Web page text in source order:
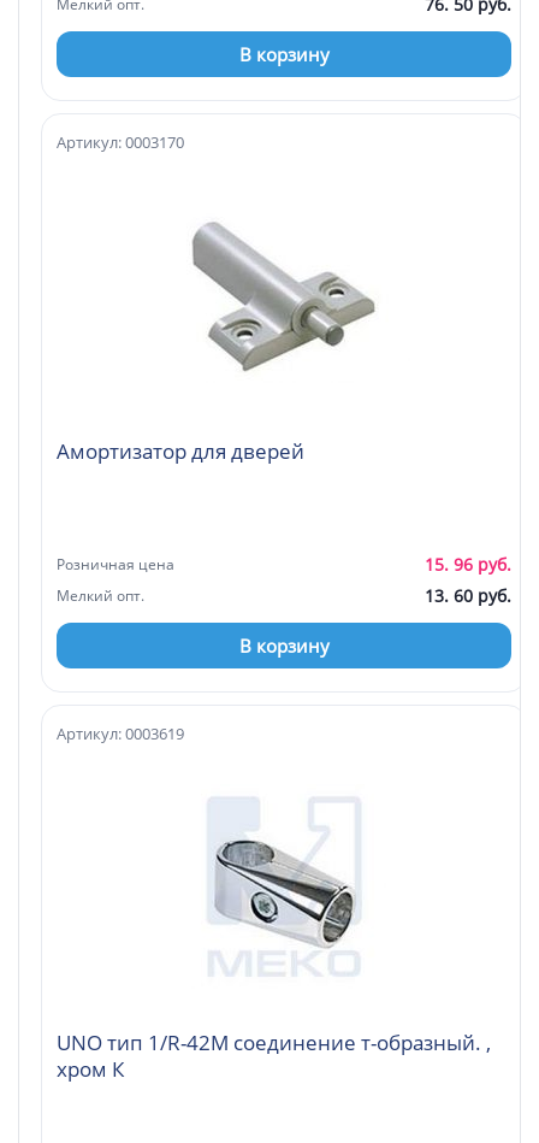
В корзину
Амортизатор для дверей
Артикул: 0003170
Розничная цена 15. 96 руб.
Мелкий опт. 13. 60 руб.
В корзину
UNO тип 1/R-42M соединение т-образный. ,
хром К
Артикул: 0003619